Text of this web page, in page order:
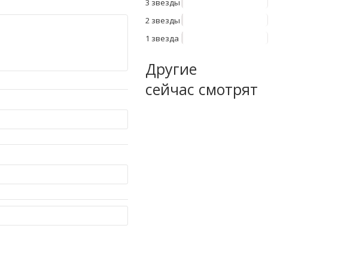
3 звезды
2 звезды
1 звезда
Другие
сейчас смотрят